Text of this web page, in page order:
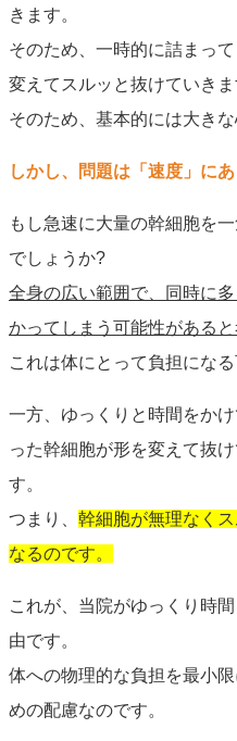
きます。
そのため、一時的に詰まっ
変えてスルッと抜けていきま
そのため、基本的には大きな
しかし、問題は「速度」にあ
もし急速に大量の幹細胞を
でしょうか?
全身の広い範囲で、同時に
かってしまう可能性があると
これは体にとって負担にな
一方、ゆっくりと時間をか
った幹細胞が形を変えて抜
す。
つまり、 幹細胞が無理なく
なるのです。
これが、当院がゆっくり時
由です。
体への物理的な負担を最小
めの配慮なのです。